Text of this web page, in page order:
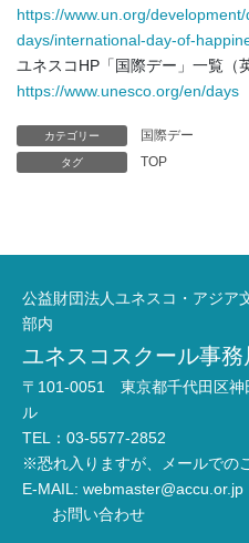
https://www.un.org/
days/international-day-of-
ユネスコHP「国際デー」一覧（
https://www.unesco.org/en/days
カテゴリー 国際デー
タグ TOP
公益財団法人ユネスコ・アジ
部内
ユネスコスクール事務
〒101-0051 東京都千代田区
ル
TEL：03-5577-2852
※恐れ入りますが、メールでの
E-MAIL: webmaster@accu.or.jp
お問い合わせ